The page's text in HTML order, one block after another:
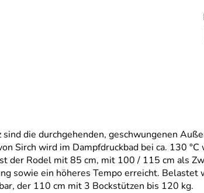
die durchgehenden, geschwungenen
Sirch wird im Dampfdruckbad bei ca. 130
der Rodel mit 85 cm, mit 100 / 115 cm als
sowie ein höheres Tempo erreicht.
der 110 cm mit 3 Bockstützen bis 120 kg.